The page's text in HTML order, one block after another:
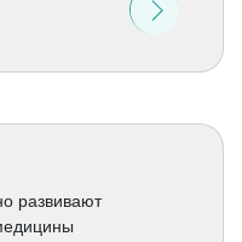
развивают